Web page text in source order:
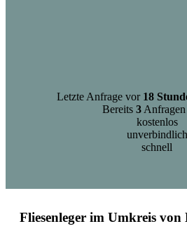
Letzte Anfrage vor 18
Bereits 3Anfragen
kostenlos
unverbindlich
schnell
Fliesenleger im Umkreis von